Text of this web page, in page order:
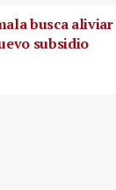
busca
subsidio